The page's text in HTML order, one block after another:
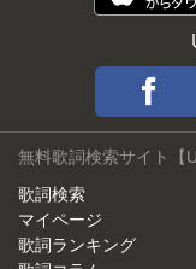
無料歌詞検索サイト【
歌詞検索
マイページ
歌詞ランキング